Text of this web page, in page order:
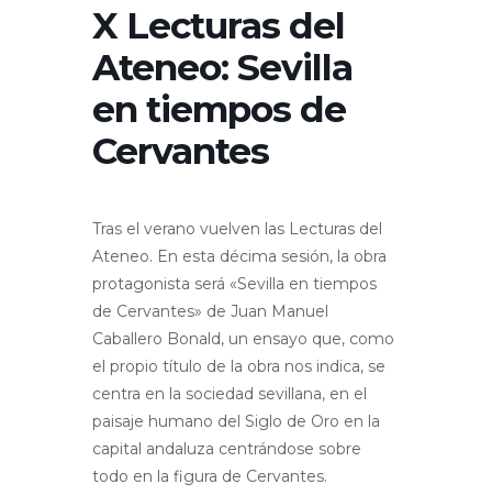
X Lecturas del
Ateneo: Sevilla
en tiempos de
Cervantes
Tras el verano vuelven las Lecturas del
Ateneo. En esta décima sesión, la obra
protagonista será «Sevilla en tiempos
de Cervantes» de Juan Manuel
Caballero Bonald, un ensayo que, como
el propio título de la obra nos indica, se
centra en la sociedad sevillana, en el
paisaje humano del Siglo de Oro en la
capital andaluza centrándose sobre
todo en la figura de Cervantes.